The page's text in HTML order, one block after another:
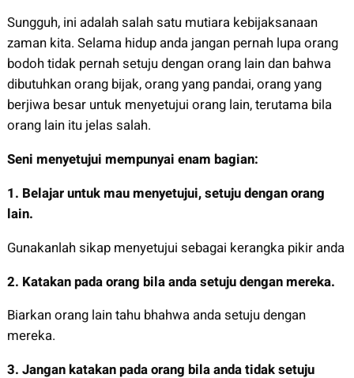
Sungguh, ini adalah salah satu mutiara kebijaksanaan
zaman kita. Selama hidup anda jangan pernah lupa orang
bodoh tidak pernah setuju dengan orang lain dan bahwa
dibutuhkan orang bijak, orang yang pandai, orang yang
berjiwa besar untuk menyetujui orang lain, terutama bila
orang lain itu jelas salah.
Seni menyetujui mempunyai enam bagian:
1. Belajar untuk mau menyetujui, setuju dengan orang
lain.
Gunakanlah sikap menyetujui sebagai kerangka pikir anda
2. Katakan pada orang bila anda setuju dengan mereka.
Biarkan orang lain tahu bhahwa anda setuju dengan
mereka.
3. Jangan katakan pada orang bila anda tidak setuju